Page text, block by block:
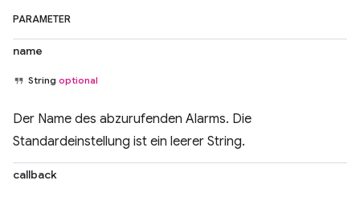
PARAMETER
name
String optional
Der Name des abzurufenden Alarms. Die
Standardeinstellung ist ein leerer String.
callback